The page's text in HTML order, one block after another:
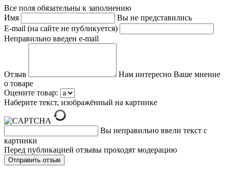
Все поля обязательны к заполнению
Имя
Вы не представились
E-mail (на сайте не публикуется)
Неправильно введен e-mail
Отзыв
Нам интересно Ваше мнение
о товаре
Оцените товар:
Наберите текст, изображённый на картинке
Вы неправильно ввели текст с
картинки
Перед публикацией отзывы проходят модерацию